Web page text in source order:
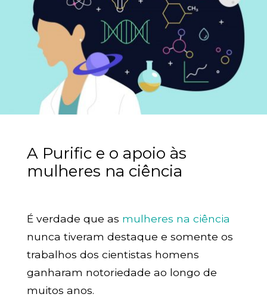
A Purific e o apoio às
mulheres na ciência
É verdade que as mulheres na ciência
nunca tiveram destaque e somente os
trabalhos dos cientistas homens
ganharam notoriedade ao longo de
muitos anos.